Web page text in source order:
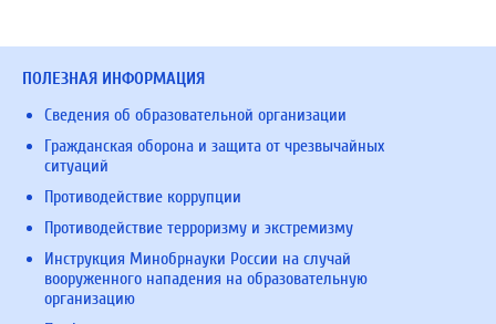
ПОЛЕЗНАЯ ИНФОРМАЦИЯ
Сведения об образовательной организации
Гражданская оборона и защита от чрезвычайных
ситуаций
Противодействие коррупции
Противодействие терроризму и экстремизму
Инструкция Минобрнауки России на случай
вооруженного нападения на образовательную
организацию